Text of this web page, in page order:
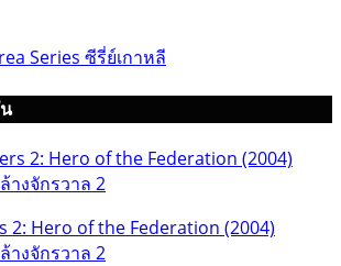
Series ซีรี่ย์เกาหลี
2: Hero of the Federation (2004)
งจักรวาล 2